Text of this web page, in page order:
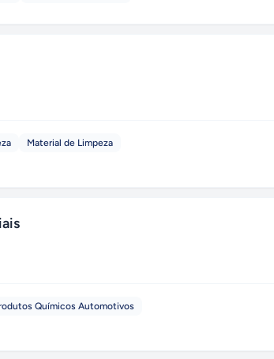
Material de Limpeza
Químicos Automotivos